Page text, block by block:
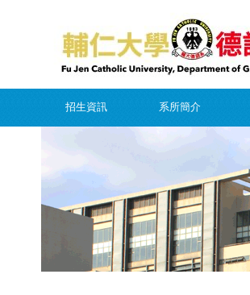
招生資訊 系所簡介